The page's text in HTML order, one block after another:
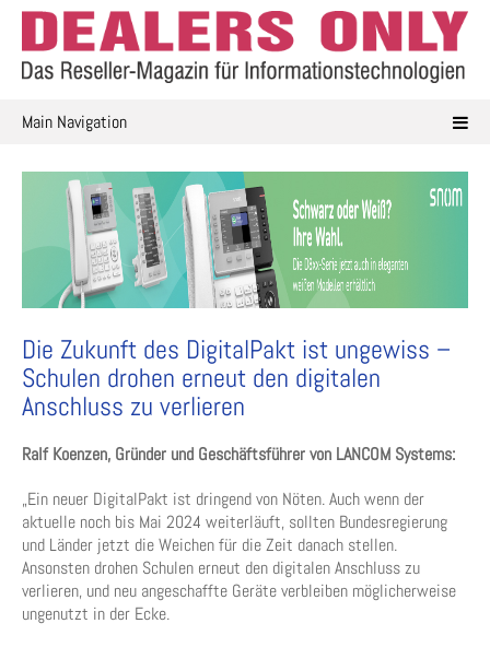
Skip
content
Main Navigation
Die Zukunft des DigitalPakt ist ungewiss –
Schulen drohen erneut den digitalen
Anschluss zu verlieren
Ralf Koenzen, Gründer und Geschäftsführer von LANCOM Systems:
„Ein neuer DigitalPakt ist dringend von Nöten. Auch wenn der
aktuelle noch bis Mai 2024 weiterläuft, sollten Bundesregierung
und Länder jetzt die Weichen für die Zeit danach stellen.
Ansonsten drohen Schulen erneut den digitalen Anschluss zu
verlieren, und neu angeschaffte Geräte verbleiben möglicherweise
ungenutzt in der Ecke.